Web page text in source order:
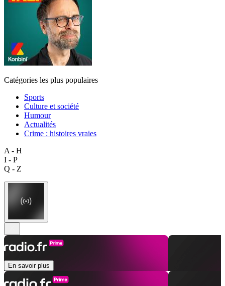
Catégories les plus populaires
Sports
Culture et société
Humour
Actualités
Crime : histoires vraies
A - H
I - P
Q - Z
En savoir plus